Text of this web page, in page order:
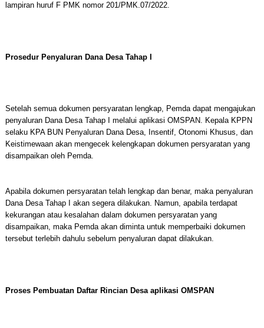
lampiran huruf F PMK nomor 201/PMK.07/2022.
Prosedur Penyaluran Dana Desa Tahap I
Setelah semua dokumen persyaratan lengkap, Pemda dapat mengajukan
penyaluran Dana Desa Tahap I melalui aplikasi OMSPAN. Kepala KPPN
selaku KPA BUN Penyaluran Dana Desa, Insentif, Otonomi Khusus, dan
Keistimewaan akan mengecek kelengkapan dokumen persyaratan yang
disampaikan oleh Pemda.
Apabila dokumen persyaratan telah lengkap dan benar, maka penyaluran
Dana Desa Tahap I akan segera dilakukan. Namun, apabila terdapat
kekurangan atau kesalahan dalam dokumen persyaratan yang
disampaikan, maka Pemda akan diminta untuk memperbaiki dokumen
tersebut terlebih dahulu sebelum penyaluran dapat dilakukan.
Proses Pembuatan Daftar Rincian Desa aplikasi OMSPAN